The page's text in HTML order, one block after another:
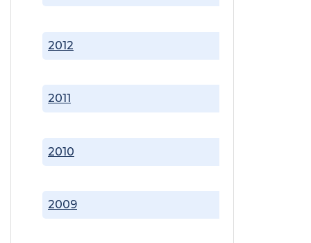
2009
2010
2011
2012